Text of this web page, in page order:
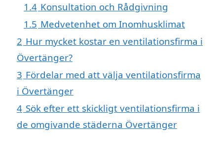
1.4 Konsultation och Rådgivning
1.5 Medvetenhet om Inomhusklimat
2 Hur mycket kostar en ventilationsfirma i
Övertänger?
3 Fördelar med att välja ventilationsfirma
i Övertänger
4 Sök efter ett skickligt ventilationsfirma i
de omgivande städerna Övertänger